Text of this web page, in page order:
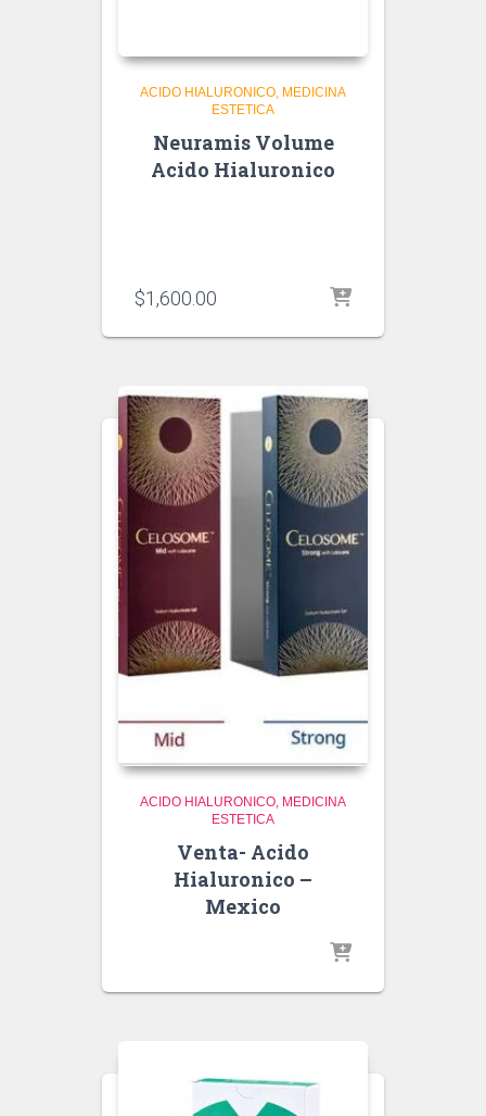
ACIDO HIALURONICO MEDICINA
ESTETICA
Neuramis Volume
Acido Hialuronico
$1,600.00
ACIDO HIALURONICO MEDICINA
ESTETICA
Venta- Acido
Hialuronico –
Mexico